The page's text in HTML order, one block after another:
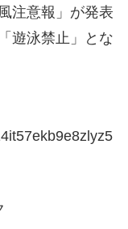
注意報」が発表
遊泳禁止」とな